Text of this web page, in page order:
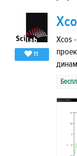
11
Xcos